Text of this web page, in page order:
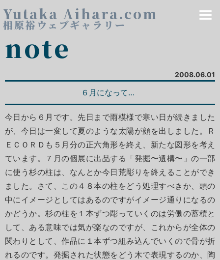
Yutaka Aihara.com
相原裕ウェブギャラリー
note
2008.06.01
６月になって…
今日から６月です。先日まで雨模様で寒い日が続きました
が、今日は一変して夏のような太陽が顔を出しました。Ｒ
ＥＣＯＲＤも５月分の正六角形を終え、新たな図形を考え
ています。７月の個展に出品する「発掘〜遺構〜」の一部
に使う杉の柱は、なんとか今日荒彫りを終えることができ
ました。さて、この４８本の柱をどう処理すべきか、頭の
中にイメージとしてはあるのですがイメージ通りになるの
かどうか。杉の柱を１本ずつ彫っていくのは労働の蓄積と
して、ある意味では気が楽なのですが、これからが全体の
関わりとして、作品に１本ずつ組み込んでいくので骨が折
れるのです。発掘された状態をどう木で表現するのか、陶